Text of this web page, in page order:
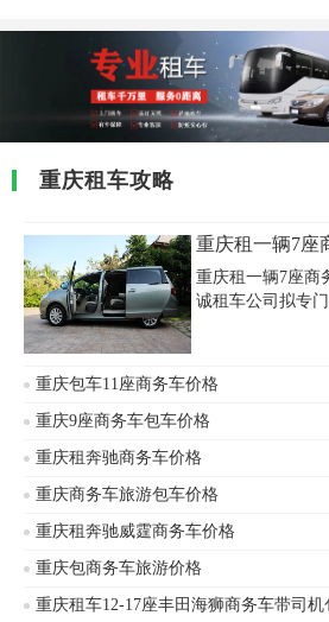
重庆租车攻略
重庆租一辆7座
重庆租一辆7座商
诚租车公司拟专
天MPV(商务车)
克等车辆出租，
供上门服务，欢
重庆包车11座商务车价格
重庆9座商务车包车价格
重庆租奔驰商务车价格
重庆商务车旅游包车价格
重庆租奔驰威霆商务车价格
重庆包商务车旅游价格
重庆租车12-17座丰田海狮商务车带司机